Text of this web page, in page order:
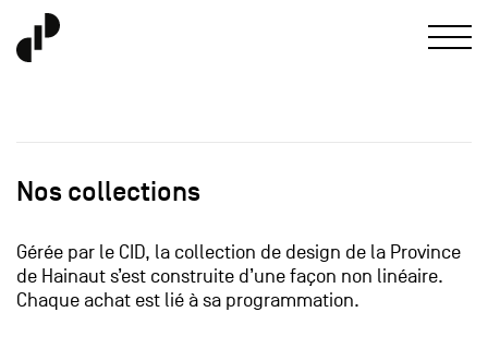
Nos collections
Gérée par le CID, la collection de design de la Province
de Hainaut s’est construite d’une façon non linéaire.
Chaque achat est lié à sa programmation.